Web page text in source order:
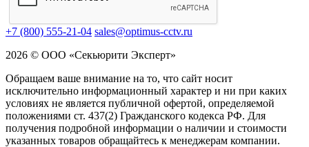
+7 (800) 555-21-04 sales@optimus-cctv.ru
2026 © ООО «Секьюрити Эксперт»
Обращаем ваше внимание на то, что сайт носит
исключительно информационный характер и ни при каких
условиях не является публичной офертой, определяемой
положениями ст. 437(2) Гражданского кодекса РФ. Для
получения подробной информации о наличии и стоимости
указанных товаров обращайтесь к менеджерам компании.